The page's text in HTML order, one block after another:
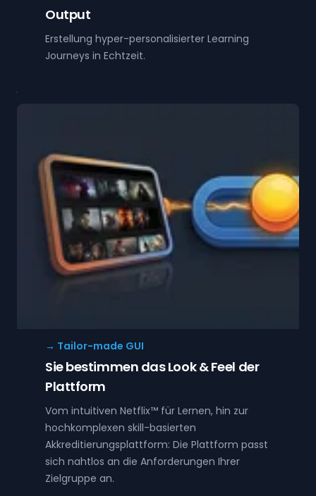
Output
Erstellung hyper-personalisierter Learning
Journeys in Echtzeit.
→ Tailor-made GUI
Sie bestimmen das Look & Feel der
Plattform
Vom intuitiven Netflix™ für Lernen, hin zur
hochkomplexen skill-basierten
Akkreditierungsplattform: Die Plattform passt
sich nahtlos an die Anforderungen Ihrer
Zielgruppe an.